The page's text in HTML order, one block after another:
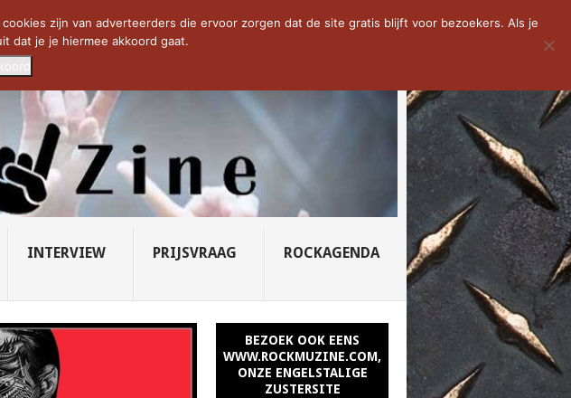
KOMT TERUG IN 0... CD VAN DE WEEK: SLEEPING...
INTERVIEW PRIJSVRAAG ROCKAGENDA
BEZOEK OOK EENS
WWW.ROCKMUZINE.COM,
ONZE ENGELSTALIGE
ZUSTERSITE
zijn van adverteerders die ervoor zorgen dat de site gratis blijft voor bezoekers. Als je
dat je je hiermee akkoord gaat.